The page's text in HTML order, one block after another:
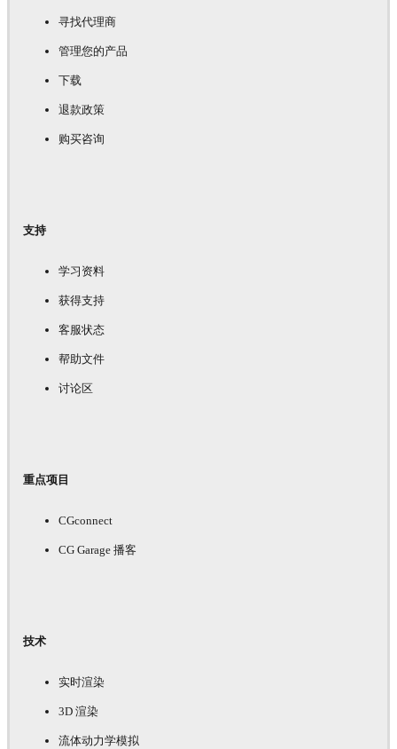
寻找代理商
管理您的产品
下载
退款政策
购买咨询
支持
学习资料
获得支持
客服状态
帮助文件
讨论区
重点项目
CGconnect
CG Garage 播客
技术
实时渲染
3D 渲染
流体动力学模拟